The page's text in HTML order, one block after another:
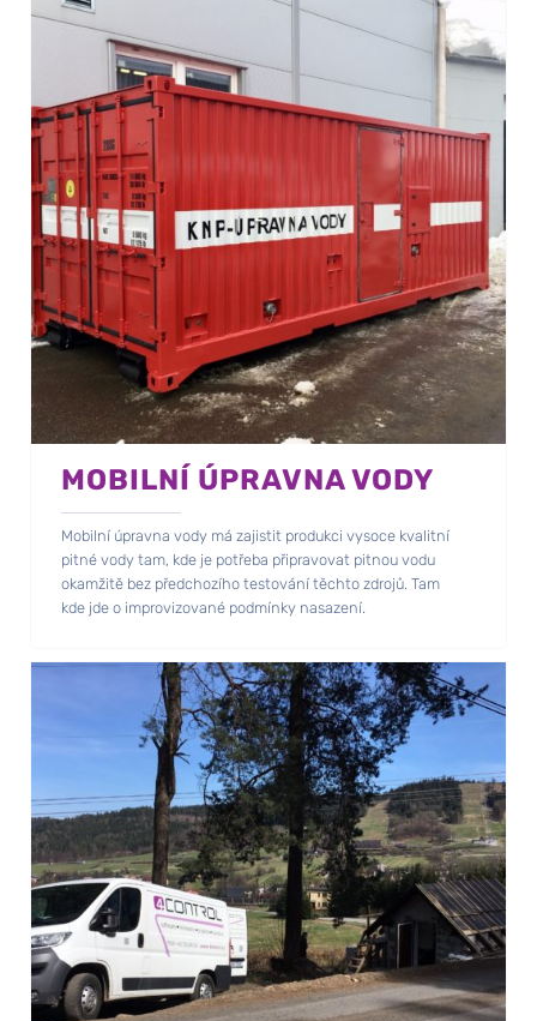
MOBILNÍ ÚPRAVNA VODY
Mobilní úpravna vody má zajistit produkci vysoce kvalitní
pitné vody tam, kde je potřeba připravovat pitnou vodu
okamžitě bez předchozího testování těchto zdrojů. Tam
kde jde o improvizované podmínky nasazení.